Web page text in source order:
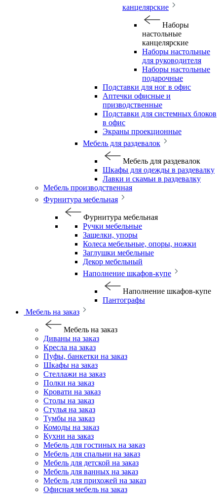
канцелярские
Наборы
настольные
канцелярские
Наборы настольные
для руководителя
Наборы настольные
подарочные
Подставки для ног в офис
Аптечки офисные и
призводственные
Подставки для системных блоков
в офис
Экраны проекционные
Мебель для раздевалок
Мебель для раздевалок
Шкафы для одежды в раздевалку
Лавки и скамьи в раздевалку
Мебель производственная
Фурнитура мебельная
Фурнитура мебельная
Ручки мебельные
Защелки, упоры
Колеса мебельные, опоры, ножки
Заглушки мебельные
Декор мебельный
Наполнение шкафов-купе
Наполнение шкафов-купе
Пантографы
Мебель на заказ
Мебель на заказ
Диваны на заказ
Кресла на заказ
Пуфы, банкетки на заказ
Шкафы на заказ
Стеллажи на заказ
Полки на заказ
Кровати на заказ
Столы на заказ
Стулья на заказ
Тумбы на заказ
Комоды на заказ
Кухни на заказ
Мебель для гостиных на заказ
Мебель для спальни на заказ
Мебель для детской на заказ
Мебель для ванных на заказ
Мебель для прихожей на заказ
Офисная мебель на заказ